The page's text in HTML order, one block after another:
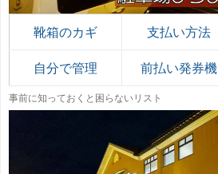
靴箱のカギ 支払い方法
自分で管理 前払い発券機
事前に知っておくと困らないリスト